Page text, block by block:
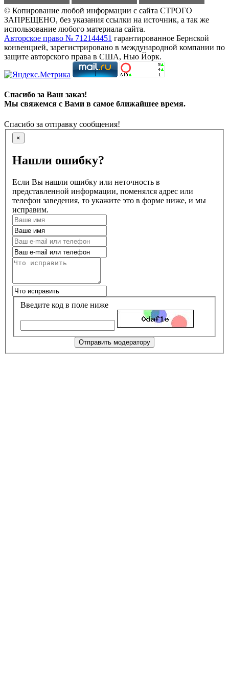
© Копирование любой информации с сайта СТРОГО
ЗАПРЕЩЕНО, без указания ссылки на источник, а так же
использование любого материала сайта.
Авторское право № 712144451 гарантированное Бернской
конвенцией, зарегистрировано в международной компании по
защите авторского права в США, Нью Йорк.
Спасибо за Ваш заказ!
Мы свяжемся с Вами в самое ближайшее время.
Спасибо за отправку сообщения!
×
Нашли ошибку?
Если Вы нашли ошибку или неточность в
представленной информации, поменялся адрес или
телефон заведения, то укажите это в форме ниже, и мы
исправим.
Введите код в поле ниже
Отправить модератору